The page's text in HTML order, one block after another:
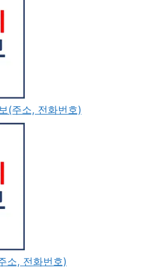
(주소, 전화번호)
소, 전화번호)